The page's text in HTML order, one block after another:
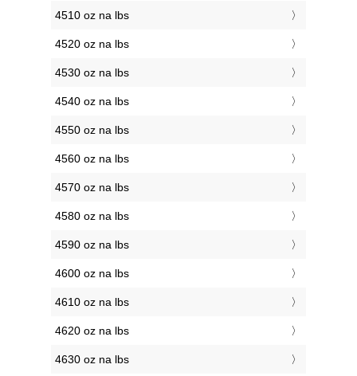
4510 oz na lbs
4520 oz na lbs
4530 oz na lbs
4540 oz na lbs
4550 oz na lbs
4560 oz na lbs
4570 oz na lbs
4580 oz na lbs
4590 oz na lbs
4600 oz na lbs
4610 oz na lbs
4620 oz na lbs
4630 oz na lbs